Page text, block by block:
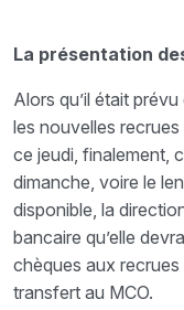
La présentation
Alors qu’il était
les nouvelles
ce jeudi, finalement,
dimanche, voire le
disponible, la
bancaire qu’elle
chèques aux
transfert au MCO.